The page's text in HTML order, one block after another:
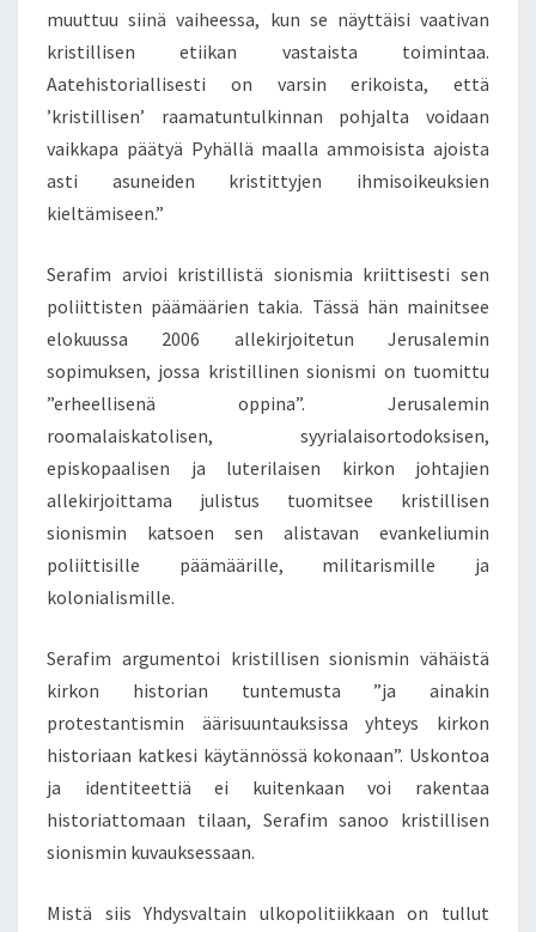
muuttuu siinä vaiheessa, kun se näyttäisi vaativan
kristillisen etiikan vastaista toimintaa.
Aatehistoriallisesti on varsin erikoista, että
’kristillisen’ raamatuntulkinnan pohjalta voidaan
vaikkapa päätyä Pyhällä maalla ammoisista ajoista
asti asuneiden kristittyjen ihmisoikeuksien
kieltämiseen.”
Serafim arvioi kristillistä sionismia kriittisesti sen
poliittisten päämäärien takia. Tässä hän mainitsee
elokuussa 2006 allekirjoitetun Jerusalemin
sopimuksen, jossa kristillinen sionismi on tuomittu
”erheellisenä oppina”. Jerusalemin
roomalaiskatolisen, syyrialaisortodoksisen,
episkopaalisen ja luterilaisen kirkon johtajien
allekirjoittama julistus tuomitsee kristillisen
sionismin katsoen sen alistavan evankeliumin
poliittisille päämäärille, militarismille ja
kolonialismille.
Serafim argumentoi kristillisen sionismin vähäistä
kirkon historian tuntemusta ”ja ainakin
protestantismin äärisuuntauksissa yhteys kirkon
historiaan katkesi käytännössä kokonaan”. Uskontoa
ja identiteettiä ei kuitenkaan voi rakentaa
historiattomaan tilaan, Serafim sanoo kristillisen
sionismin kuvauksessaan.
Mistä siis Yhdysvaltain ulkopolitiikkaan on tullut